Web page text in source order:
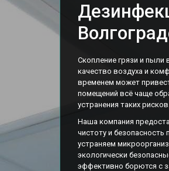
Скопление грязи и пыли
качество воздуха и
временем может
помещений всё чаще
устранения таких
Наша компания
чистоту и
устраняем
экологически
эффективно борются с